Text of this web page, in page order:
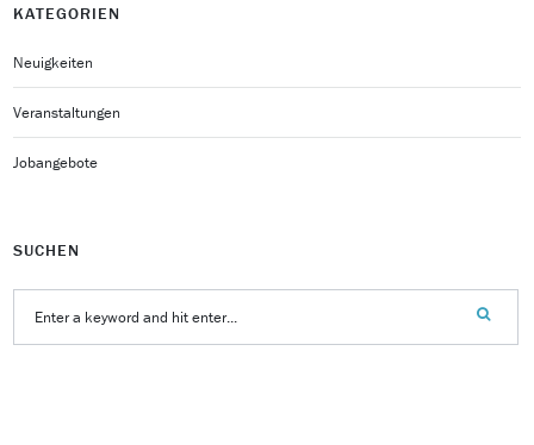
KATEGORIEN
Neuigkeiten
Veranstaltungen
Jobangebote
SUCHEN